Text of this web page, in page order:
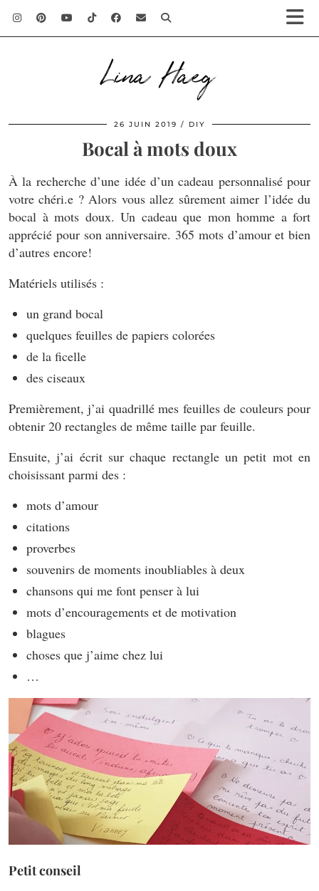
Lina Haeg
26 JUIN 2019 DIY
Bocal à mots doux
À la recherche d’une idée d’un cadeau personnalisé pour
votre chéri.e ? Alors vous allez sûrement aimer l’idée du
bocal à mots doux. Un cadeau que mon homme a fort
apprécié pour son anniversaire. 365 mots d’amour et bien
d’autres encore!
Matériels utilisés :
un grand bocal
quelques feuilles de papiers colorées
de la ficelle
des ciseaux
Premièrement, j’ai quadrillé mes feuilles de couleurs pour
obtenir 20 rectangles de même taille par feuille.
Ensuite, j’ai écrit sur chaque rectangle un petit mot en
choisissant parmi des :
mots d’amour
citations
proverbes
souvenirs de moments inoubliables à deux
chansons qui me font penser à lui
mots d’encouragements et de motivation
blagues
choses que j’aime chez lui
…
Petit conseil